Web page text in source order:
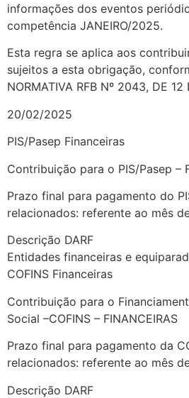
informações dos eventos
competência JANEIRO/2025.
Esta regra se aplica aos
sujeitos a esta obrigação,
NORMATIVA RFB Nº 2043, DE 12
20/02/2025
PIS/Pasep Financeiras
Contribuição para o PIS/Pasep –
Prazo final para pagamento do
relacionados: referente ao mês
Descrição DARF
Entidades financeiras e
COFINS Financeiras
Contribuição para o
Social –COFINS – FINANCEIRAS
Prazo final para pagamento da
relacionados: referente ao mês
Descrição DARF